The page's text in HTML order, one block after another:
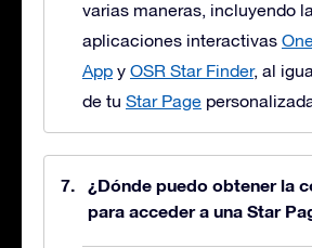
varias maneras, incluyendo
aplicaciones interactivas
App y OSR Star Finder, al
de tu Star Page
¿Dónde puedo obtener la
para acceder a una Star